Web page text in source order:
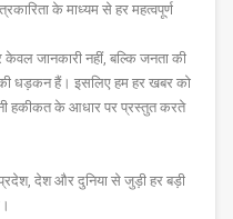
के माध्यम से हर महत्वपूर्ण
केवल जानकारी नहीं, बल्कि जनता की
धड़कन हैं। इसलिए हम हर खबर को
हकीकत के आधार पर प्रस्तुत करते
देश और दुनिया से जुड़ी हर बड़ी